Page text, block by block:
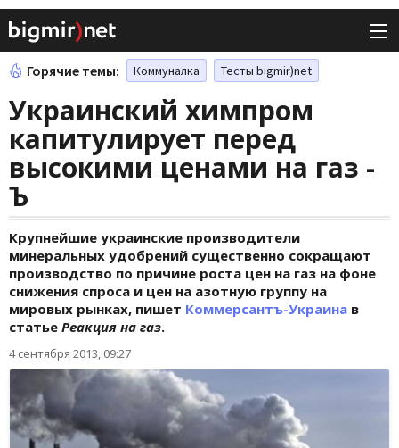
Горячие темы: Коммуналка Тесты bigmir)net
Украинский химпром
капитулирует перед
высокими ценами на газ -
Ъ
Крупнейшие украинские производители
минеральных удобрений существенно сокращают
производство по причине роста цен на газ на фоне
снижения спроса и цен на азотную группу на
мировых рынках, пишет Коммерсантъ-Украина в
статье Реакция на газ.
4 сентября 2013, 09:27